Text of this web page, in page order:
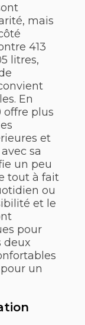
mais
413
litres,
En
offre plus
et
sa
un peu
tout à fait
ou
et le
pour
deux
un